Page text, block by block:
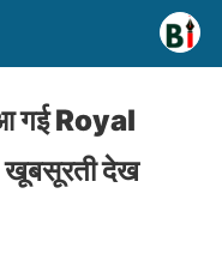
गई Royal
देख